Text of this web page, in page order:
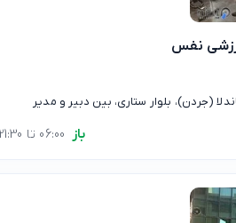
نفس
(جردن)، بلوار ستاری، بین دبیر و مدیر
باز